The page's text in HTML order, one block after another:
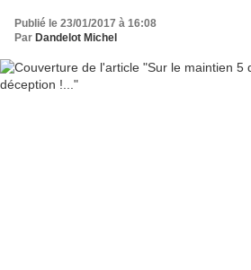
Publié le 23/01/2017 à 16:08
Par Dandelot Michel